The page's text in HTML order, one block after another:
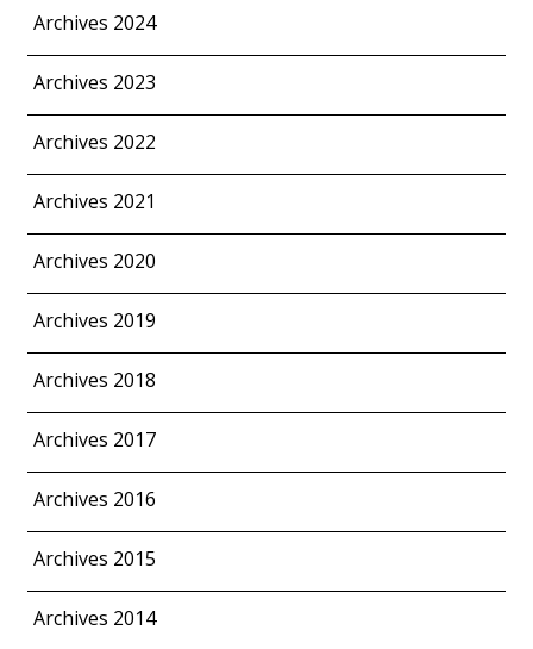
Archives 2024
Archives 2023
Archives 2022
Archives 2021
Archives 2020
Archives 2019
Archives 2018
Archives 2017
Archives 2016
Archives 2015
Archives 2014